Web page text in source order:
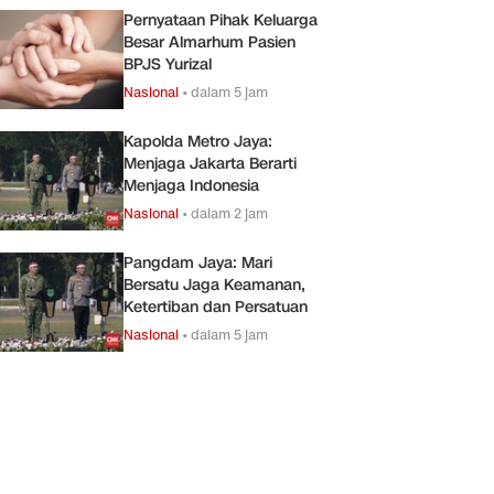
Pernyataan Pihak Keluarga
Besar Almarhum Pasien
BPJS Yurizal
Nasional •dalam 5 jam
Kapolda Metro Jaya:
Menjaga Jakarta Berarti
Menjaga Indonesia
Nasional •dalam 2 jam
Pangdam Jaya: Mari
Bersatu Jaga Keamanan,
Ketertiban dan Persatuan
Nasional •dalam 5 jam